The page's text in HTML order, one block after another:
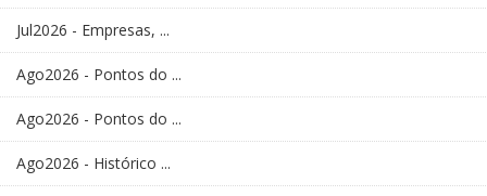
Jul2026 - Empresas, ...
Ago2026 - Pontos do ...
Ago2026 - Pontos do ...
Ago2026 - Histórico ...